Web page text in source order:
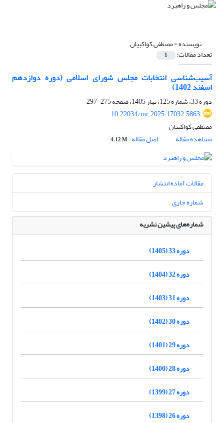
نویسنده =مصطفی کواکبیان
تعداد مقالات: 1
آسیب‌شناسی انتخابات مجلس شورای اسلامی (دوره دوازدهم
اسفند 1402)
دوره 33، شماره 125، بهار 1405، صفحه
275-297
10.22034/mr.2025.17032.5863
مصطفی کواکبیان
مشاهده مقاله
اصل مقاله 4.12 M
مقالات آماده انتشار
شماره جاری
شماره‌های پیشین نشریه
دوره 33 (1405)
دوره 32 (1404)
دوره 31 (1403)
دوره 30 (1402)
دوره 29 (1401)
دوره 28 (1400)
دوره 27 (1399)
دوره 26 (1398)